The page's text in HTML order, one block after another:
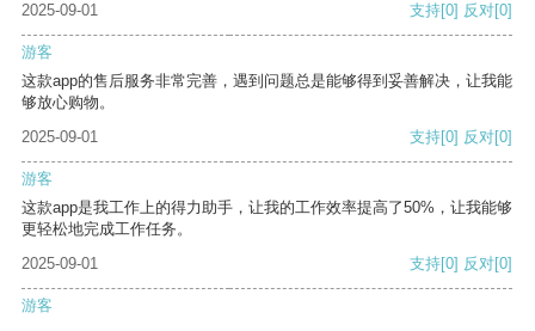
2025-09-01
支持[0] 反对[0]
游客
这款app的售后服务非常完善，遇到问题总是能够得到妥善解决，让我能
够放心购物。
2025-09-01
支持[0] 反对[0]
游客
这款app是我工作上的得力助手，让我的工作效率提高了50%，让我能够
更轻松地完成工作任务。
2025-09-01
支持[0] 反对[0]
游客